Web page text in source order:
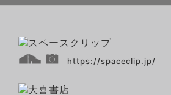
https://spaceclip.jp/